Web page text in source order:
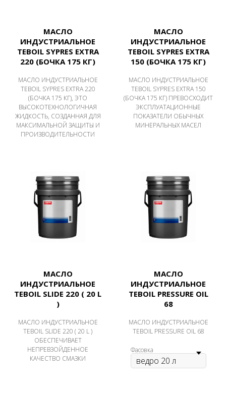
МАСЛО
ИНДУСТРИАЛЬНОЕ
TEBOIL SYPRES EXTRA
220 (БОЧКА 175 КГ)
МАСЛО ИНДУСТРИАЛЬНОЕ
TEBOIL SYPRES EXTRA 220
(БОЧКА 175 КГ), ЭТО
ВЫСОКОТЕХНОЛОГИЧНАЯ
ЖИДКОСТЬ, СОЗДАННАЯ ДЛЯ
МАКСИМАЛЬНОЙ ЗАЩИТЫ И
ПРОИЗВОДИТЕЛЬНОСТИ
МАСЛО
ИНДУСТРИАЛЬНОЕ
TEBOIL SYPRES EXTRA
150 (БОЧКА 175 КГ)
МАСЛО ИНДУСТРИАЛЬНОЕ
TEBOIL SYPRES EXTRA 150
(БОЧКА 175 КГ) ПРЕВОСХОДИТ
ЭКСПЛУАТАЦИОННЫЕ
ПОКАЗАТЕЛИ ОБЫЧНЫХ
МИНЕРАЛЬНЫХ МАСЕЛ
МАСЛО
ИНДУСТРИАЛЬНОЕ
TEBOIL SLIDE 220 ( 20 L
)
МАСЛО ИНДУСТРИАЛЬНОЕ
TEBOIL SLIDE 220 ( 20 L )
ОБЕСПЕЧИВАЕТ
НЕПРЕВЗОЙДЕННОЕ
КАЧЕСТВО СМАЗКИ
МАСЛО
ИНДУСТРИАЛЬНОЕ
TEBOIL PRESSURE OIL
68
МАСЛО ИНДУСТРИАЛЬНОЕ
TEBOIL PRESSURE OIL 68
Фасовка